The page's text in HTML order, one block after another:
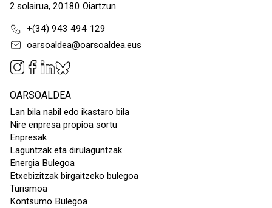
2.solairua, 20180 Oiartzun
+(34) 943 494 129
oarsoaldea@oarsoaldea.eus
OARSOALDEA
Lan bila nabil edo ikastaro bila
Nire enpresa propioa sortu
Enpresak
Laguntzak eta dirulaguntzak
Energia Bulegoa
Etxebizitzak birgaitzeko bulegoa
Turismoa
Kontsumo Bulegoa